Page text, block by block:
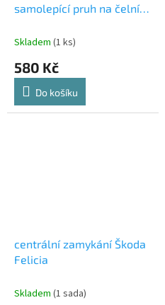
samolepící pruh na čelní
modrá metalíza Škoda
Skladem (1 ks)
580 Kč
Do košíku
centrální zamykání Škoda
Felicia
Skladem (1 sada)